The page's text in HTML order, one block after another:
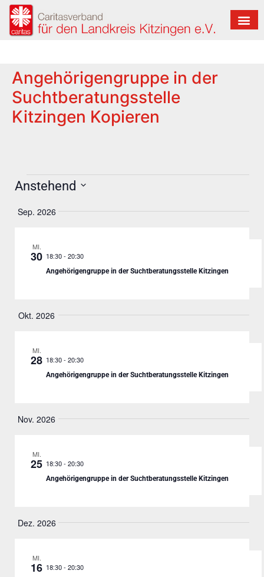
Angehörigengruppe in der
Suchtberatungsstelle
Kitzingen Kopieren
Anstehend
auswählen.
Sep. 2026
MI.
30 18:30 - 20:30
Angehörigengruppe in der Suchtberatungsstelle Kitzingen
Okt. 2026
MI.
28 18:30 - 20:30
Angehörigengruppe in der Suchtberatungsstelle Kitzingen
Nov. 2026
MI.
25 18:30 - 20:30
Angehörigengruppe in der Suchtberatungsstelle Kitzingen
Dez. 2026
MI.
16 18:30 - 20:30